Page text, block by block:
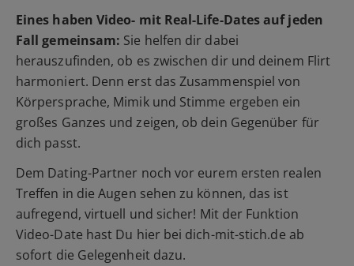
Eines haben Video- mit Real-Life-Dates auf jeden
Fall gemeinsam: Sie helfen dir dabei
herauszufinden, ob es zwischen dir und deinem Flirt
harmoniert. Denn erst das Zusammenspiel von
Körpersprache, Mimik und Stimme ergeben ein
großes Ganzes und zeigen, ob dein Gegenüber für
dich passt.
Dem Dating-Partner noch vor eurem ersten realen
Treffen in die Augen sehen zu können, das ist
aufregend, virtuell und sicher! Mit der Funktion
Video-Date hast Du hier bei dich-mit-stich.de ab
sofort die Gelegenheit dazu.